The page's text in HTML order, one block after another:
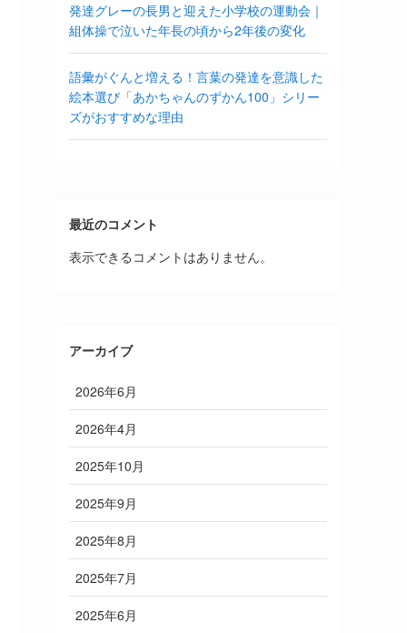
発達グレーの長男と迎えた小学校の運動会｜
組体操で泣いた年長の頃から2年後の変化
語彙がぐんと増える！言葉の発達を意識した
絵本選び「あかちゃんのずかん100」シリー
ズがおすすめな理由
最近のコメント
表示できるコメントはありません。
アーカイブ
2026年6月
2026年4月
2025年10月
2025年9月
2025年8月
2025年7月
2025年6月